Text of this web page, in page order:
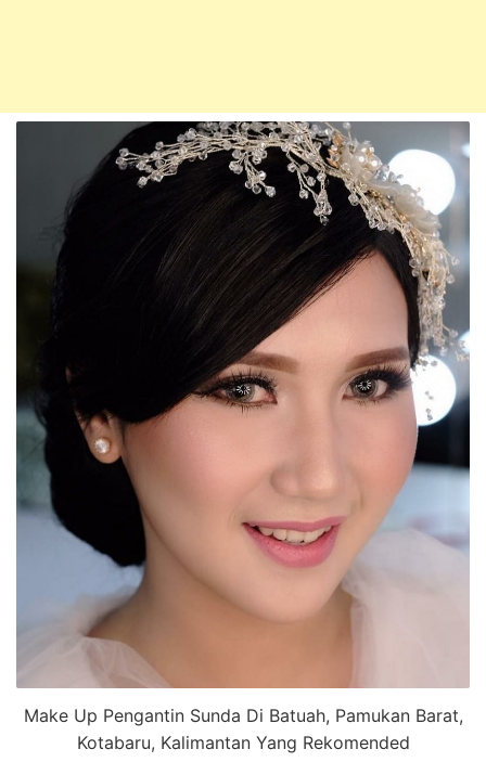
Make Up Pengantin Sunda Di Batuah, Pamukan Barat,
Kotabaru, Kalimantan Yang Rekomended